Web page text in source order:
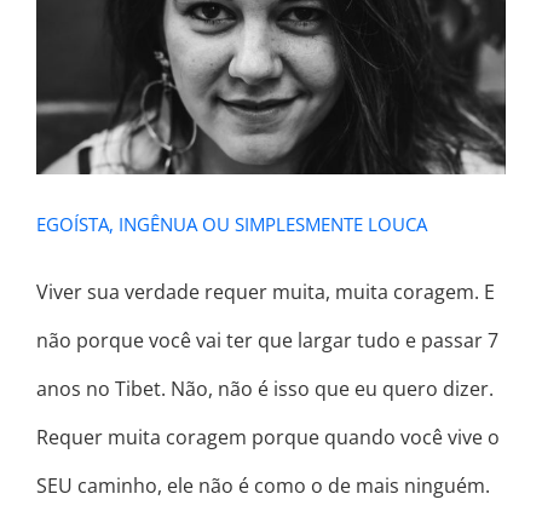
EGOÍSTA, INGÊNUA OU
SIMPLESMENTE LOUCA
EGOÍSTA, INGÊNUA OU SIMPLESMENTE LOUCA
Viver sua verdade requer muita, muita coragem. E
não porque você vai ter que largar tudo e passar 7
anos no Tibet. Não, não é isso que eu quero dizer.
Requer muita coragem porque quando você vive o
SEU caminho, ele não é como o de mais ninguém.